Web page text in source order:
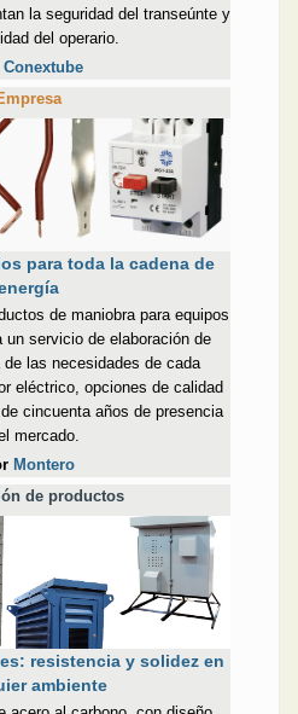
la seguridad del transeúnte y
del operario.
Conextube
para toda la cadena de
de maniobra para equipos
un servicio de elaboración de
las necesidades de cada
eléctrico, opciones de calidad
cincuenta años de presencia
mercado.
Montero
de productos
resistencia y solidez en
ambiente